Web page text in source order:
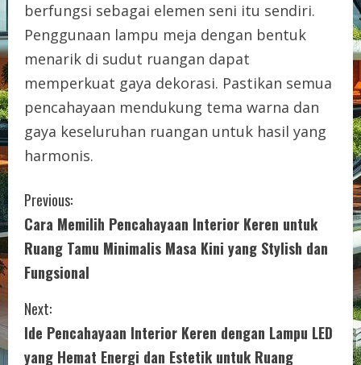
berfungsi sebagai elemen seni itu sendiri.
Penggunaan lampu meja dengan bentuk
menarik di sudut ruangan dapat
memperkuat gaya dekorasi. Pastikan semua
pencahayaan mendukung tema warna dan
gaya keseluruhan ruangan untuk hasil yang
harmonis.
C
o
n
t
i
Previous:
Cara Memilih Pencahayaan Interior Keren untuk
Ruang Tamu Minimalis Masa Kini yang Stylish dan
Fungsional
Next:
Ide Pencahayaan Interior Keren dengan Lampu LED
yang Hemat Energi dan Estetik untuk Ruang